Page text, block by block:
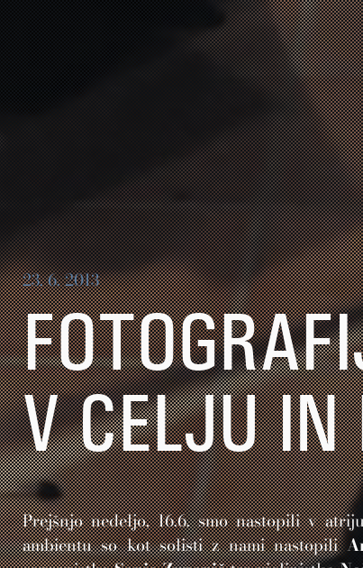
23. 6. 2013
V CELJU
Prejšnjo nedeljo, 16.6. smo nastopili v
ambientu so kot solisti z nami nastopili